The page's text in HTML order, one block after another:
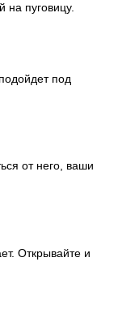
на пуговицу.
под
от него, ваши
Открывайте и